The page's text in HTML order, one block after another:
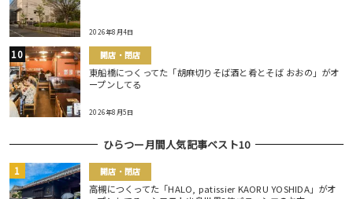
2026年8月4日
開店・閉店
東船橋につくってた「胡麻切りそば酒と肴とそば おおの」がオ
ープンしてる
2026年8月5日
ひらつー月間人気記事ベスト10
開店・閉店
高槻につくってた「HALO, patissier KAORU YOSHIDA」がオ